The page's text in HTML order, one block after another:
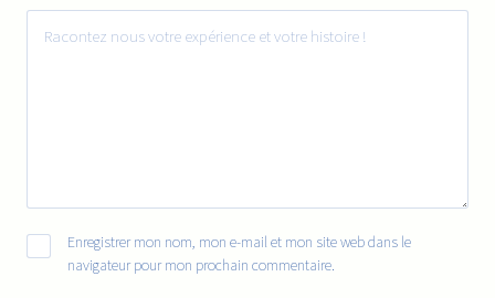
Enregistrer mon nom, mon e-mail et mon site web dans le
navigateur pour mon prochain commentaire.